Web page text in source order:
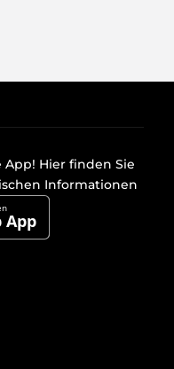
App! Hier finden Sie
Informationen